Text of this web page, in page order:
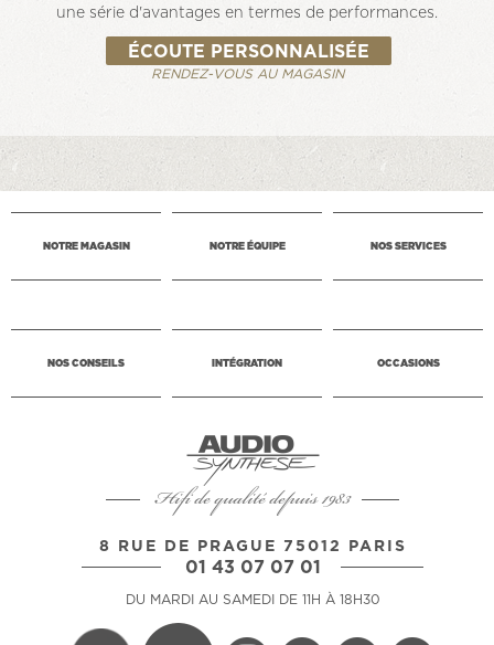
une série d'avantages en termes de performances.
ÉCOUTE PERSONNALISÉE
RENDEZ-VOUS AU MAGASIN
NOTRE MAGASIN NOTRE ÉQUIPE NOS SERVICES
NOS CONSEILS INTÉGRATION OCCASIONS
Hifi de qualité depuis 1983
8 RUE DE PRAGUE 75012 PARIS
01 43 07 07 01
DU MARDI AU SAMEDI DE 11H À 18H30